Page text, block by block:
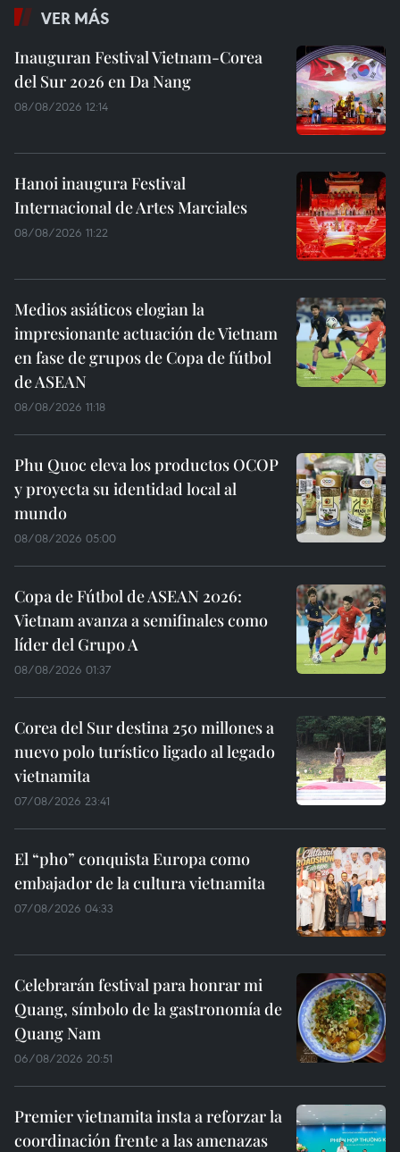
VER MÁS
Inauguran Festival Vietnam-Corea
del Sur 2026 en Da Nang
08/08/2026 12:14
Hanoi inaugura Festival
Internacional de Artes Marciales
08/08/2026 11:22
Medios asiáticos elogian la
impresionante actuación de Vietnam
en fase de grupos de Copa de fútbol
de ASEAN
08/08/2026 11:18
Phu Quoc eleva los productos OCOP
y proyecta su identidad local al
mundo
08/08/2026 05:00
Copa de Fútbol de ASEAN 2026:
Vietnam avanza a semifinales como
líder del Grupo A
08/08/2026 01:37
Corea del Sur destina 250 millones a
nuevo polo turístico ligado al legado
vietnamita
07/08/2026 23:41
El “pho” conquista Europa como
embajador de la cultura vietnamita
07/08/2026 04:33
Celebrarán festival para honrar mi
Quang, símbolo de la gastronomía de
Quang Nam
06/08/2026 20:51
Premier vietnamita insta a reforzar la
coordinación frente a las amenazas